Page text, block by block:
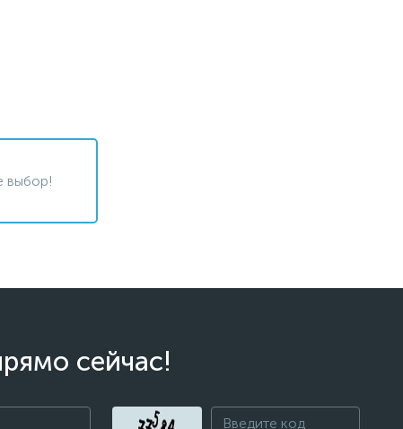
выбор!
сейчас!